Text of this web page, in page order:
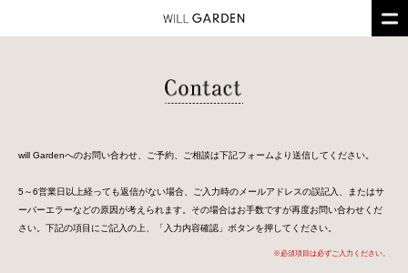
will Gardenへのお問い合わせ、ご予約、ご相談は下記フォームより送信してください。
5～6営業日以上経っても返信がない場合、ご入力時のメールアドレスの誤記入、またはサ
ーバーエラーなどの原因が考えられます。その場合はお手数ですが再度お問い合わせくだ
さい。下記の項目にご記入の上、「入力内容確認」ボタンを押してください。
※必須項目は必ずご入力ください。